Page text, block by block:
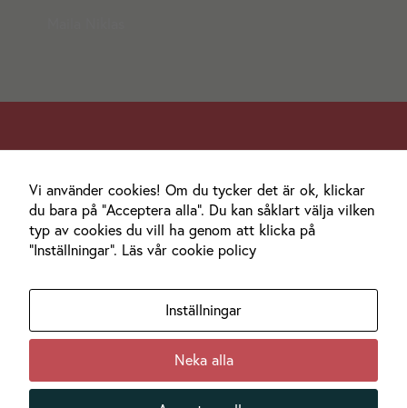
Och kom gärna till mysiga Haga och hälsa på.
Hitta hit
070-60 60 420
Vi använder cookies! Om du tycker det är ok, klickar
du bara på "Acceptera alla". Du kan såklart välja vilken
typ av cookies du vill ha genom att klicka på
"Inställningar". Läs vår cookie policy
Inställningar
Neka alla